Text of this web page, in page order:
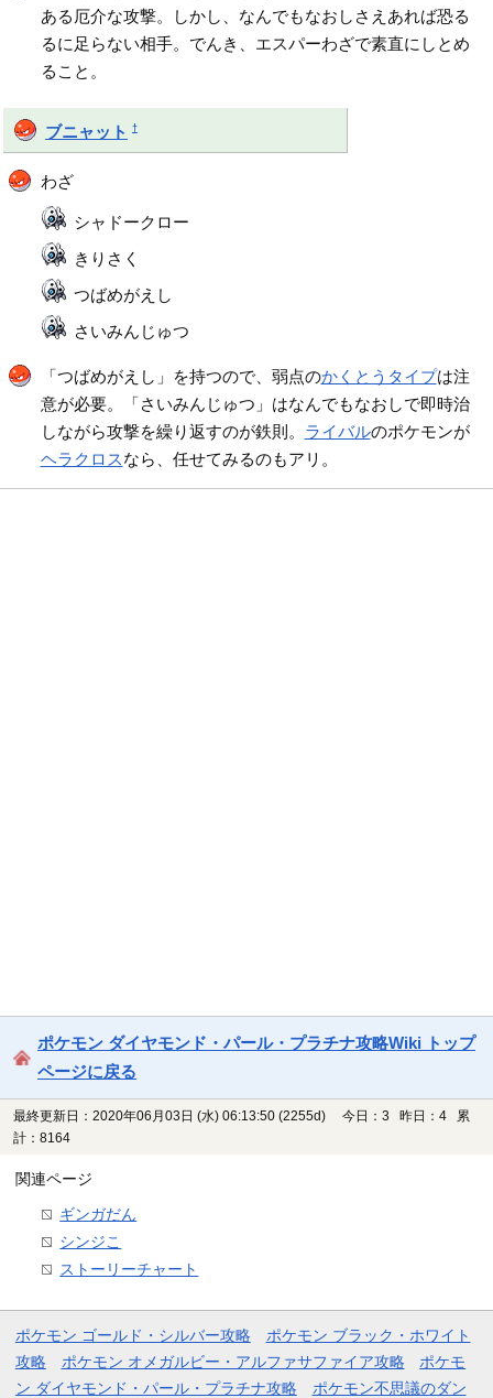
ある厄介な攻撃。しかし、なんでもなおしさえあれば恐る
るに足らない相手。でんき、エスパーわざで素直にしとめ
ること。
ブニャット †
わざ
シャドークロー
きりさく
つばめがえし
さいみんじゅつ
「つばめがえし」を持つので、弱点のかくとうタイプは注
意が必要。「さいみんじゅつ」はなんでもなおしで即時治
しながら攻撃を繰り返すのが鉄則。 ライバルのポケモンが
ヘラクロスなら、任せてみるのもアリ。
ポケモン ダイヤモンド・パール・プラチナ攻略Wiki トップ
ページに戻る
最終更新日：2020年06月03日 (水) 06:13:50 (2255d)
今日：3 昨日：4 累
計：8164
関連ページ
ギンガだん
シンジこ
ストーリーチャート
ポケモン ゴールド・シルバー攻略
ポケモン ブラック・ホワイト
攻略
ポケモン オメガルビー・アルファサファイア攻略
ポケモ
ン ダイヤモンド・パール・プラチナ攻略
ポケモン不思議のダン